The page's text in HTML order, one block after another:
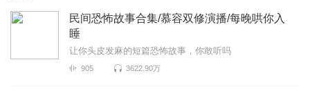
民间恐怖故事合集/慕容双修演播/每晚哄你入
睡
让你头皮发麻的短篇恐怖故事，你敢听吗
905 3622.90万